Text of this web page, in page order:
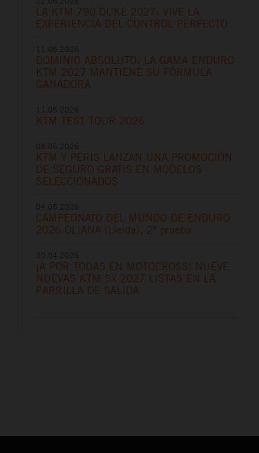
LA KTM 790 DUKE 2027: VIVE LA
EXPERIENCIA DEL CONTROL PERFECTO
DOMINIO ABSOLUTO: LA GAMA ENDURO
KTM 2027 MANTIENE SU FÓRMULA
GANADORA
KTM TEST TOUR 2026
KTM Y PERIS LANZAN UNA PROMOCIÓN
DE SEGURO GRATIS EN MODELOS
SELECCIONADOS
CAMPEONATO DEL MUNDO DE ENDURO
2026 OLIANA (Lleida), 2ª prueba
¡A POR TODAS EN MOTOCROSS! NUEVE
NUEVAS KTM SX 2027 LISTAS EN LA
PARRILLA DE SALIDA